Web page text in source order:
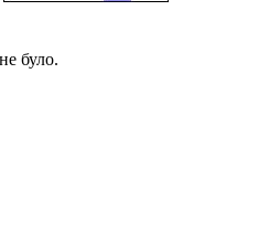
було.